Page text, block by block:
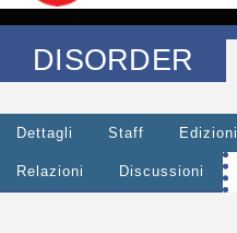
DISORDER
Dettagli Staff Edizioni
Relazioni Discussioni